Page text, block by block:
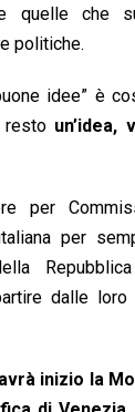
quelle che
politiche.
idee” è
resto un’idea,
per
per
dalle loro
inizio la